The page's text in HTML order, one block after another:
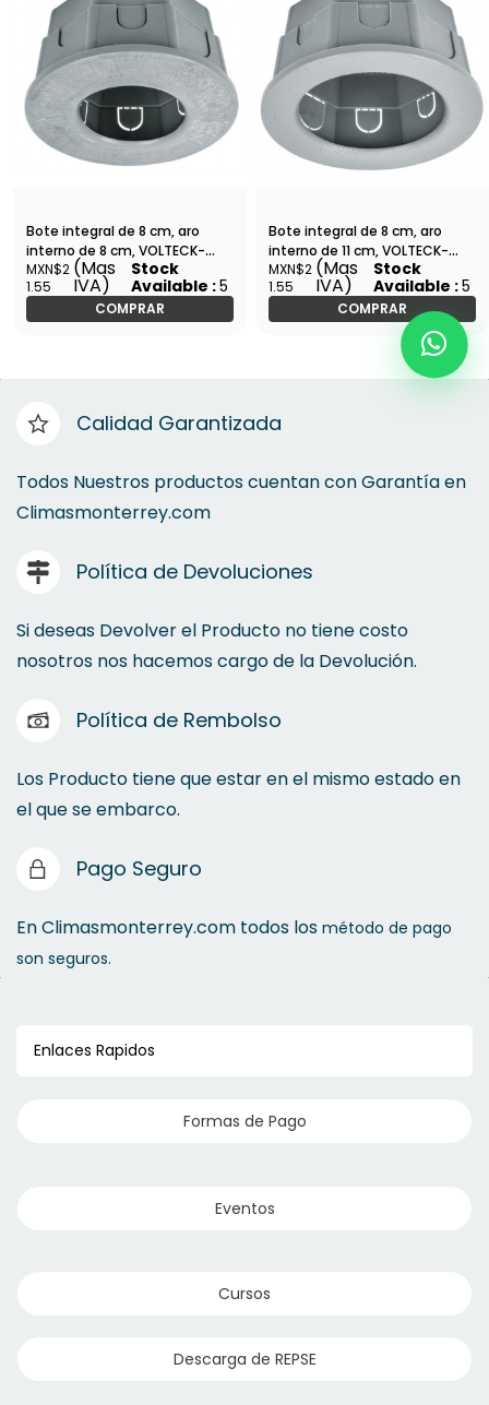
Bote integral de 8 cm, aro
interno de 8 cm, VOLTECK-
BOIN-808 / 48372
MXN$2
1.55
(Mas
IVA)
Stock
Available :5
COMPRAR
Bote integral de 8 cm, aro
interno de 11 cm, VOLTECK-
BOIN-811 / 48373
MXN$2
1.55
(Mas
IVA)
Stock
Available :5
COMPRAR
Calidad Garantizada
Todos Nuestros productos cuentan con Garantía en
Climasmonterrey.com
Política de Devoluciones
Si deseas Devolver el Producto no tiene costo
nosotros nos hacemos cargo de la Devolución.
Política de Rembolso
Los Producto tiene que estar en el mismo estado en
el que se embarco.
Pago Seguro
En Climasmonterrey.com todos los método de pago
son seguros.
Enlaces Rapidos
Formas de Pago
Eventos
Cursos
Descarga de REPSE